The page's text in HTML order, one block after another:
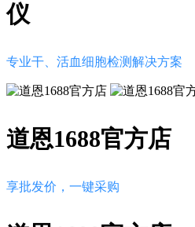
仪
专业干、活血细胞检测解决方案
道恩1688官方店
享批发价，一键采购